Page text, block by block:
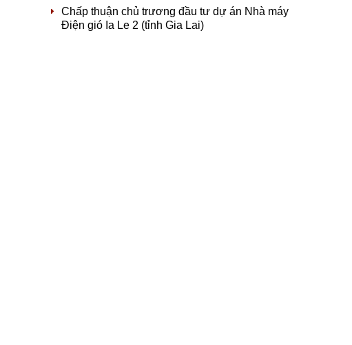
Chấp thuận chủ trương đầu tư dự án Nhà máy
Điện gió Ia Le 2 (tỉnh Gia Lai)